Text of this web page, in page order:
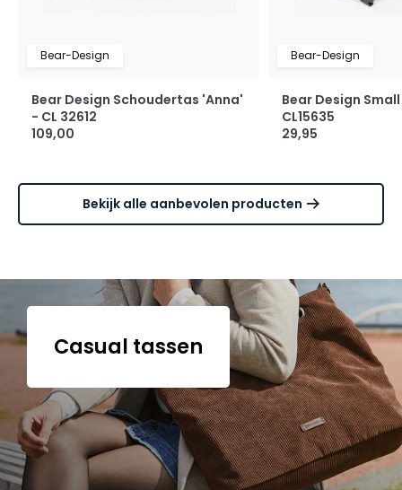
Bear-Design
Bear Design Schoudertas 'Anna'
- CL 32612
109,00
Bear-Design
Bear Design
CL15635
29,95
Bekijk alle aanbevolen producten
Casual tassen